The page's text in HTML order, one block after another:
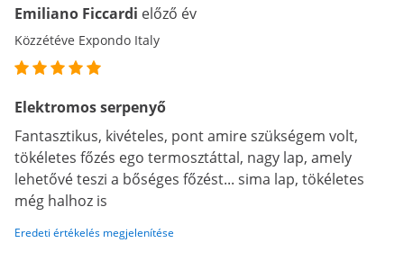
Emiliano Ficcardi előző év
Közzétéve Expondo Italy
Elektromos serpenyő
Fantasztikus, kivételes, pont amire szükségem volt,
tökéletes főzés ego termosztáttal, nagy lap, amely
lehetővé teszi a bőséges főzést... sima lap, tökéletes
még halhoz is
Eredeti értékelés megjelenítése